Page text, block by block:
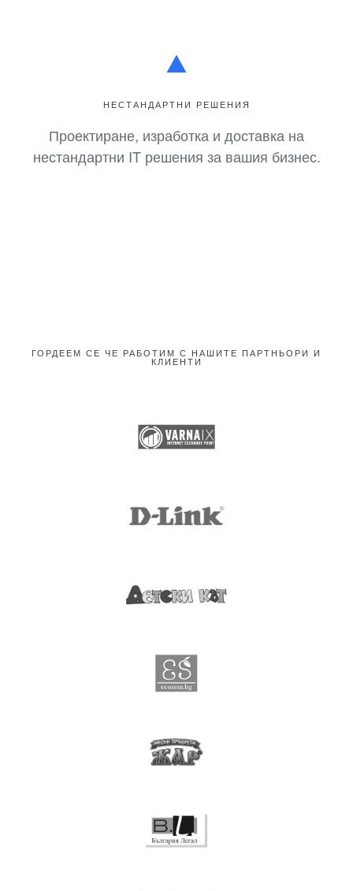
НЕСТАНДАРТНИ РЕШЕНИЯ
Проектиране, изработка и доставка на
нестандартни IT решения за вашия бизнес.
ГОРДЕЕМ СЕ ЧЕ РАБОТИМ С НАШИТЕ ПАРТНЬОРИ И
КЛИЕНТИ